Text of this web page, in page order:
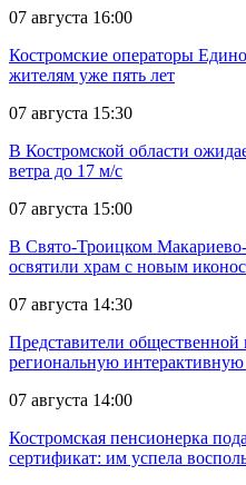
07 августа 16:00
Костромские операторы
жителям уже пять лет
07 августа 15:30
В Костромской области
ветра до 17 м/с
07 августа 15:00
В Свято-Троицком
освятили храм с новым
07 августа 14:30
Представители
региональную интерактивную
07 августа 14:00
Костромская пенсионерка
сертификат: им успела